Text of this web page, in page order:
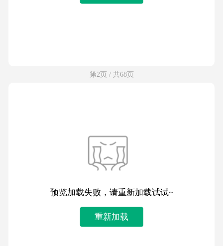
第2页 / 共68页
预览加载失败，请重新加载试试~
重新加载